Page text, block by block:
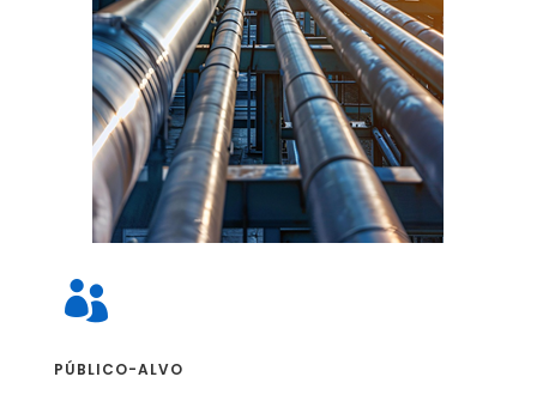

PÚBLICO-ALVO